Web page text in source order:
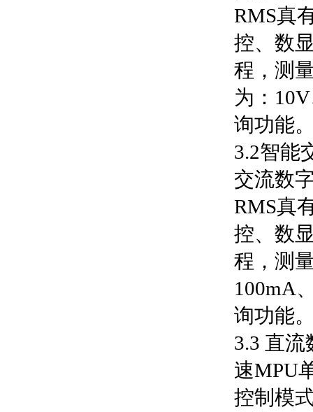
RMS真
控、数
程，测
为：
询功能
3.2智能
交流数
RMS真
控、数
程，测
100mA
询功
3.3 直
速MPU
控制模